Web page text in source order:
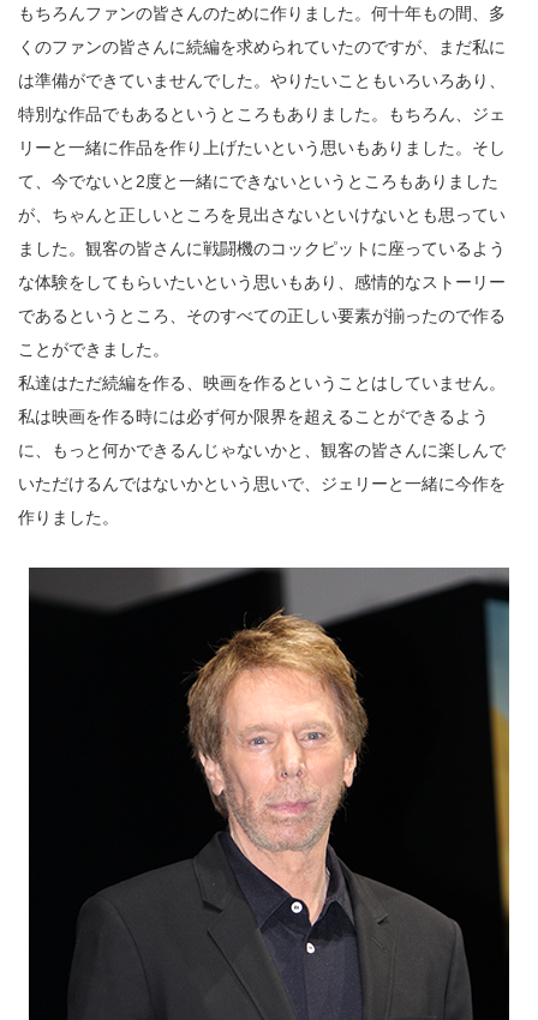
もちろんファンの皆さんのために作りました。何十年もの間、多
くのファンの皆さんに続編を求められていたのですが、まだ私に
は準備ができていませんでした。やりたいこともいろいろあり、
特別な作品でもあるというところもありました。もちろん、ジェ
リーと一緒に作品を作り上げたいという思いもありました。そし
て、今でないと2度と一緒にできないというところもありました
が、ちゃんと正しいところを見出さないといけないとも思ってい
ました。観客の皆さんに戦闘機のコックピットに座っているよう
な体験をしてもらいたいという思いもあり、感情的なストーリー
であるというところ、そのすべての正しい要素が揃ったので作る
ことができました。
私達はただ続編を作る、映画を作るということはしていません。
私は映画を作る時には必ず何か限界を超えることができるよう
に、もっと何かできるんじゃないかと、観客の皆さんに楽しんで
いただけるんではないかという思いで、ジェリーと一緒に今作を
作りました。